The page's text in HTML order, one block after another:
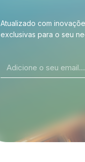
Atualizado com
exclusivas para o seu